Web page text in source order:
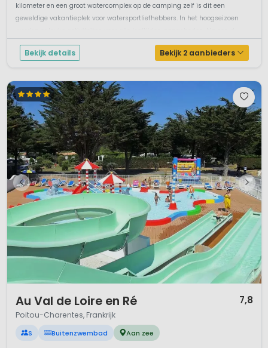
kilometer en een groot watercomplex op de camping zelf is dit een
geweldige vakantieplek voor watersportliefhebbers. In het hoogseizoen
Bekijk details Bekijk 2 aanbieders
Au Val de Loire en Ré 7,8
Poitou-Charentes, Frankrijk
S Buitenzwembad Aan zee